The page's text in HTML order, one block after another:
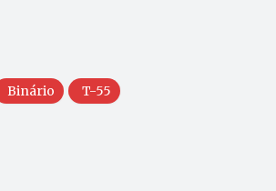
Binário T-55